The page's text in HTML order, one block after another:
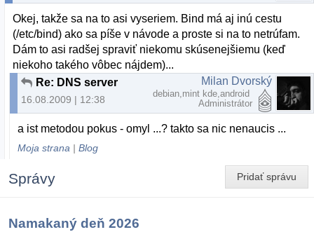
Okej, takže sa na to asi vyseriem. Bind má aj inú cestu
(/etc/bind) ako sa píše v návode a proste si na to netrúfam.
Dám to asi radšej spraviť niekomu skúsenejšiemu (keď
niekoho takého vôbec nájdem)...
Re: DNS server
16.08.2009 | 12:38
Milan Dvorský
debian,mint kde,android
Administrátor
a ist metodou pokus - omyl ...? takto sa nic nenaucis ...
Moja strana |Blog
Pridať správu
Správy
Namakaný deň 2026